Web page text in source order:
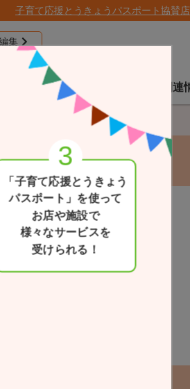
子育て応援とうきょうパスポート協賛
集
パスポート
関連
「子育て応援とうきょう
パスポート」を使って
お店や施設で
様々なサービスを
受けられる！